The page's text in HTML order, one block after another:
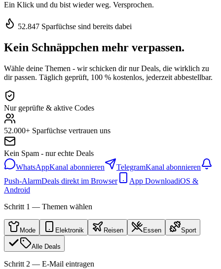
Ein Klick und du bist wieder weg. Versprochen.
52.847 Sparfüchse sind bereits dabei
Kein Schnäppchen mehr verpassen.
Wähle deine Themen - wir schicken dir nur Deals, die wirklich zu
dir passen. Täglich geprüft, 100 % kostenlos, jederzeit abbestellbar.
Nur geprüfte & aktive Codes
52.000+ Sparfüchse vertrauen uns
Kein Spam - nur echte Deals
WhatsAppKanal abonnieren TelegramKanal abonnieren
Push-AlarmDeals direkt im Browser App DownloadiOS &
Android
Schritt 1 — Themen wählen
Mode Elektronik Reisen Essen Sport
Alle Deals
Schritt 2 — E-Mail eintragen